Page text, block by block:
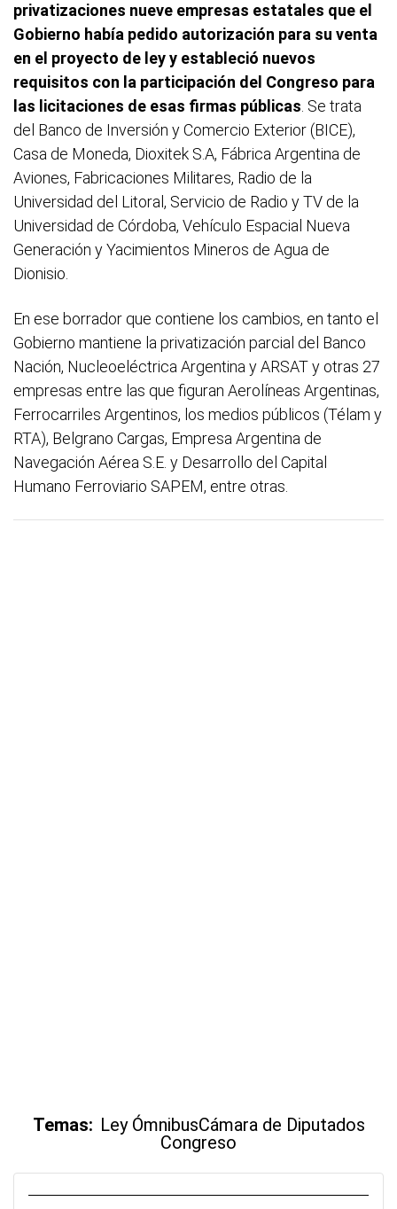
privatizaciones nueve empresas estatales que el
Gobierno había pedido autorización para su venta
en el proyecto de ley y estableció nuevos
requisitos con la participación del Congreso para
las licitaciones de esas firmas públicas. Se trata
del Banco de Inversión y Comercio Exterior (BICE),
Casa de Moneda, Dioxitek S.A, Fábrica Argentina de
Aviones, Fabricaciones Militares, Radio de la
Universidad del Litoral, Servicio de Radio y TV de la
Universidad de Córdoba, Vehículo Espacial Nueva
Generación y Yacimientos Mineros de Agua de
Dionisio.
En ese borrador que contiene los cambios, en tanto el
Gobierno mantiene la privatización parcial del Banco
Nación, Nucleoeléctrica Argentina y ARSAT y otras 27
empresas entre las que figuran Aerolíneas Argentinas,
Ferrocarriles Argentinos, los medios públicos (Télam y
RTA), Belgrano Cargas, Empresa Argentina de
Navegación Aérea S.E. y Desarrollo del Capital
Humano Ferroviario SAPEM, entre otras.
Temas: Ley ÓmnibusCámara de Diputados
Congreso